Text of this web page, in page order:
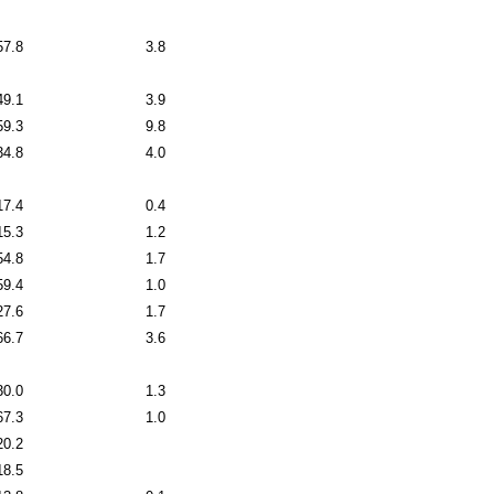
3.8
3.9
9.8
4.0
0.4
1.2
1.7
1.0
1.7
3.6
1.3
1.0